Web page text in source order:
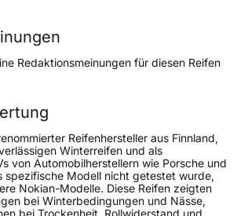
190 km/h
kg
kg
Redaktionsmeinungen für diesen Reifen
Reifenhersteller aus Finnland,
Winterreifen und als
von Automobilherstellern wie Porsche und
spezifische Modell nicht getestet wurde,
Nokian-Modelle. Diese Reifen zeigten
bei Winterbedingungen und Nässe,